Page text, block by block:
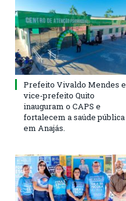
Prefeito Vivaldo Mendes e
vice-prefeito Quito
inauguram o CAPS e
fortalecem a saúde pública
em Anajás.